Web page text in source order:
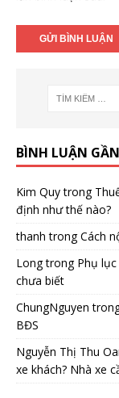
BÌNH LUẬN
Kim Quytrong
định như thế nào?
thanh trongCách
Longtrong Phụ
chưa biết
ChungNguyen
BĐS
Nguyễn Thị Thu
xe khách? Nhà xe